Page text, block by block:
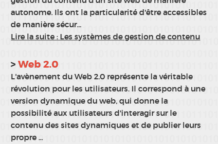
autonome. Ils ont la particularité d'être accessibles
de manière sécur...
Lire la suite : Les systèmes de gestion de contenu
Web 2.0
L'avènement du Web 2.0 représente la véritable
révolution pour les utilisateurs. Il correspond à une
version dynamique du web, qui donne la
possibilité aux utilisateurs d'interagir sur le
contenu des sites dynamiques et de publier leurs
propre...